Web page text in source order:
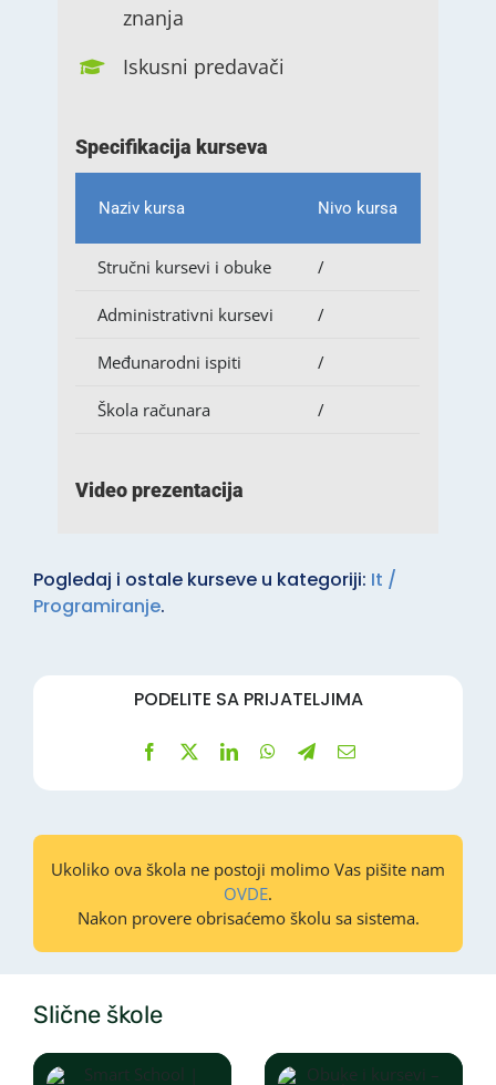
znanja
Iskusni predavači
Specifikacija kurseva
Naziv kursa Nivo kursa
Stručni kursevi i obuke /
Administrativni kursevi /
Međunarodni ispiti /
Škola računara /
Video prezentacija
Pogledaj i ostale kurseve u kategoriji: It /
Programiranje.
PODELITE SA PRIJATELJIMA
Ukoliko ova škola ne postoji molimo Vas pišite nam
OVDE.
Nakon provere obrisaćemo školu sa sistema.
Slične škole